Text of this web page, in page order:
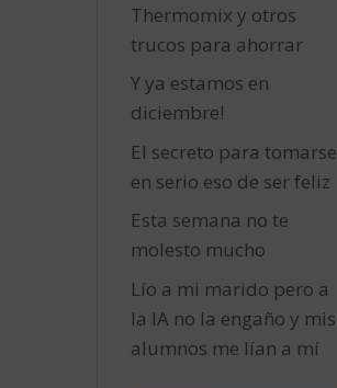
Thermomix y otros
trucos para ahorrar
Y ya estamos en
diciembre!
El secreto para tomarse
en serio eso de ser feliz
Esta semana no te
molesto mucho
Lío a mi marido pero a
la IA no la engaño y mis
alumnos me lían a mí